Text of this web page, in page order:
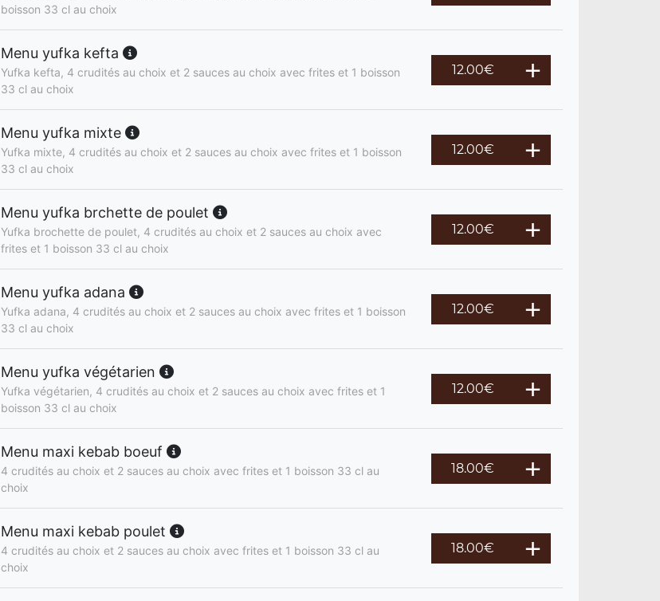
boisson 33 cl au choix
Menu yufka kefta
Yufka kefta, 4 crudités au choix et 2 sauces au choix avec frites et 1 boisson
33 cl au choix
12.00€
Menu yufka mixte
Yufka mixte, 4 crudités au choix et 2 sauces au choix avec frites et 1 boisson
33 cl au choix
12.00€
Menu yufka brchette de poulet
Yufka brochette de poulet, 4 crudités au choix et 2 sauces au choix avec
frites et 1 boisson 33 cl au choix
12.00€
Menu yufka adana
Yufka adana, 4 crudités au choix et 2 sauces au choix avec frites et 1 boisson
33 cl au choix
12.00€
Menu yufka végétarien
Yufka végétarien, 4 crudités au choix et 2 sauces au choix avec frites et 1
boisson 33 cl au choix
12.00€
Menu maxi kebab boeuf
4 crudités au choix et 2 sauces au choix avec frites et 1 boisson 33 cl au
choix
18.00€
Menu maxi kebab poulet
4 crudités au choix et 2 sauces au choix avec frites et 1 boisson 33 cl au
choix
18.00€